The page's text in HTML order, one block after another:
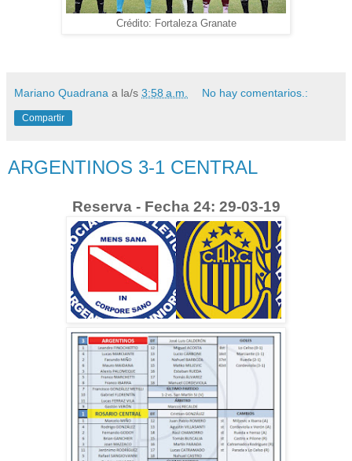
Crédito: Fortaleza Granate
Mariano Quadrana a la/s 3:58 a.m. No hay comentarios.:
Compartir
ARGENTINOS 3-1 CENTRAL
Reserva - Fecha 24: 29-03-19